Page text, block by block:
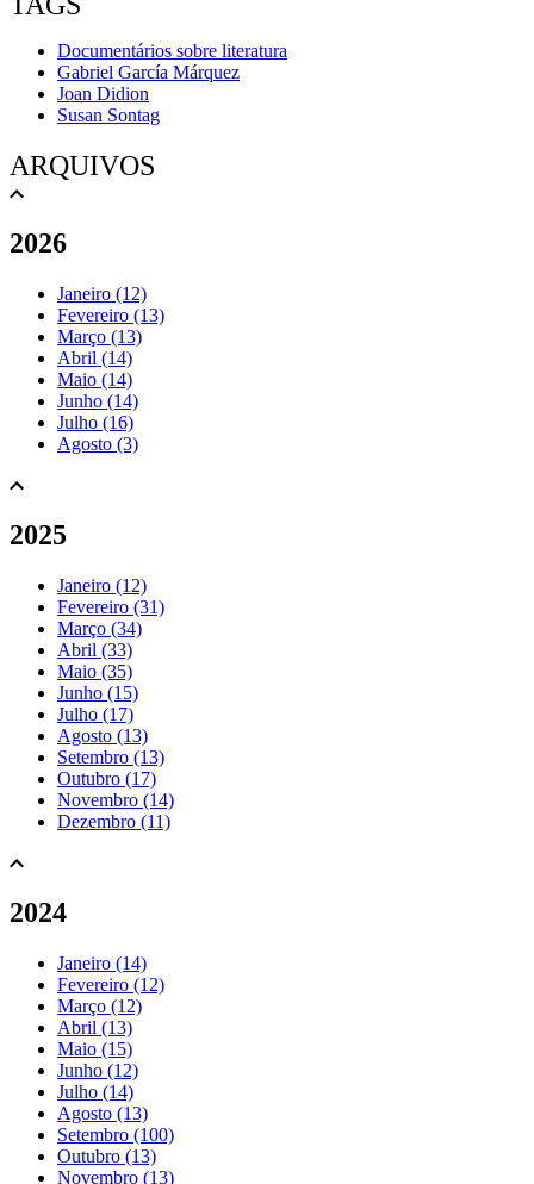
Documentários sobre literatura
Gabriel García Márquez
Joan Didion
Susan Sontag
ARQUIVOS
2026
Janeiro (12)
Fevereiro (13)
Março (13)
Abril (14)
Maio (14)
Junho (14)
Julho (16)
Agosto (3)
2025
Janeiro (12)
Fevereiro (31)
Março (34)
Abril (33)
Maio (35)
Junho (15)
Julho (17)
Agosto (13)
Setembro (13)
Outubro (17)
Novembro (14)
Dezembro (11)
2024
Janeiro (14)
Fevereiro (12)
Março (12)
Abril (13)
Maio (15)
Junho (12)
Julho (14)
Agosto (13)
Setembro (100)
Outubro (13)
Novembro (13)